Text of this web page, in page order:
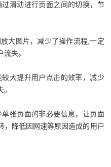
滑动进行页面之间的切换，节
图片，减少了操作流程,一定
失。
大提升用户点击的效率，减少
张页面的非必要信息，让页面
，降低因网速等原因造成的用户